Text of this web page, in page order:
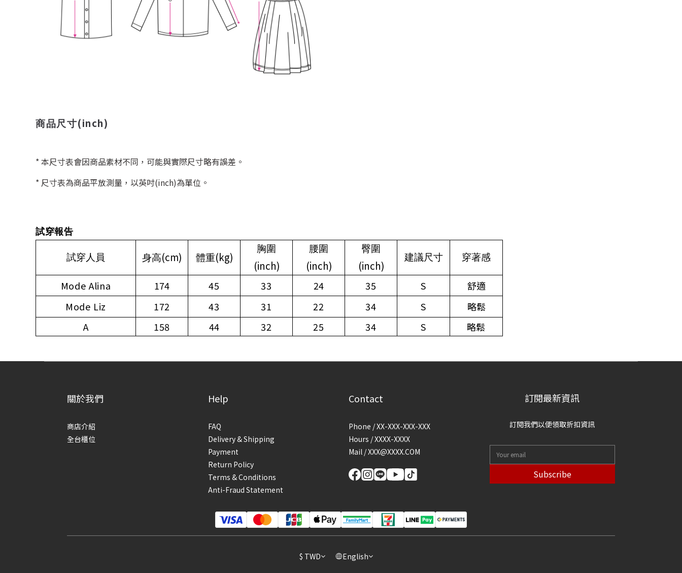
商品尺寸(inch)
* 本尺寸表會因商品素材不同，可能與實際尺寸略有誤差。
* 尺寸表為商品平放測量，以英吋(inch)為單位。
試穿報告
試穿人員 身高(cm) 體重(kg)
胸圍
(inch)
腰圍
(inch)
臀圍
(inch)
建議尺寸 穿著感
Mode Alina 174 45 33 24 35 S
舒適
Mode Liz
172 43 31 22 34 S
略鬆
A
158 44 32 25 34 S 略鬆
關於我們
商店介紹
全台櫃位
Help
FAQ
Delivery & Shipping
Payment
Return Policy
Terms & Conditions
Anti-Fraud Statement
Contact
Phone / XX-XXX-XXX-XXX
Hours / XXXX-XXXX
Mail / XXX@XXXX.COM
訂閱最新資訊
訂閱我們以便領取折扣資訊
Subscribe
$ TWD English